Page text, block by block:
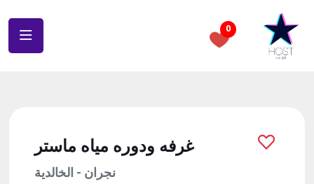
0
غرفه ودوره مياه ماستر
نجران - الخالدية